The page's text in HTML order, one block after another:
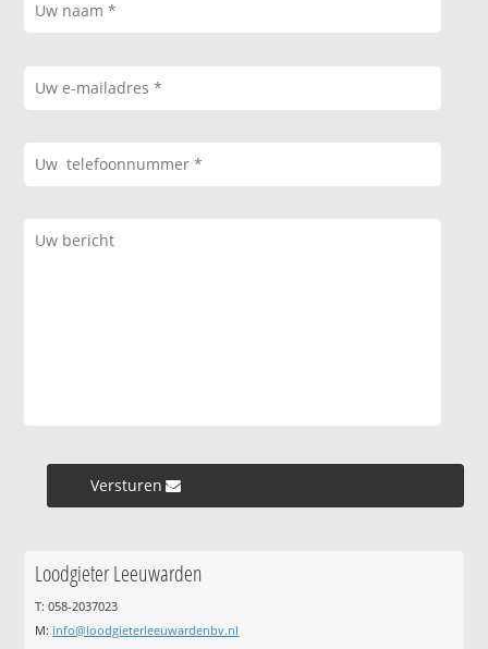
Versturen »
Loodgieter Leeuwarden
T: 058-2037023
M: info@loodgieterleeuwardenbv.nl